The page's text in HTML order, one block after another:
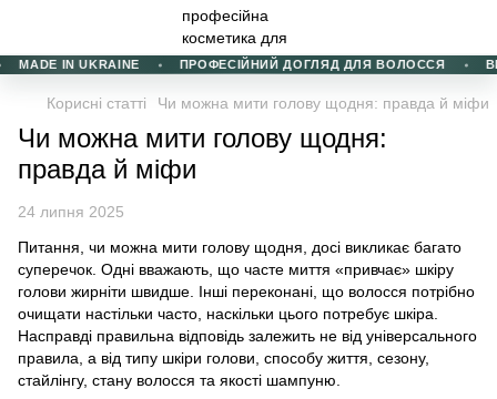
MADE IN UKRAINE ПРОФЕСІЙНИЙ ДОГЛЯД ДЛЯ ВОЛОССЯ
Корисні статті Чи можна мити голову щодня: правда й міфи
Чи можна мити голову щодня:
правда й міфи
24 липня 2025
Питання, чи можна мити голову щодня, досі викликає багато
суперечок. Одні вважають, що часте миття «привчає» шкіру
голови жирніти швидше. Інші переконані, що волосся потрібно
очищати настільки часто, наскільки цього потребує шкіра.
Насправді правильна відповідь залежить не від універсального
правила, а від типу шкіри голови, способу життя, сезону,
стайлінгу, стану волосся та якості шампуню.